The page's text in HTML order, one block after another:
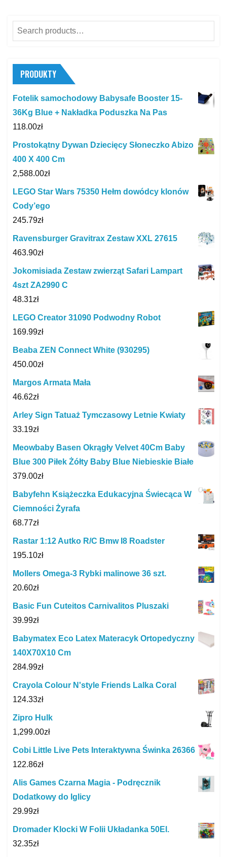
Search
for:
PRODUKTY
Fotelik samochodowy Babysafe Booster 15-
36Kg Blue + Nakładka Poduszka Na Pas
118.00zł
Prostokątny Dywan Dziecięcy Słoneczko Abizo
400 X 400 Cm
2,588.00zł
LEGO Star Wars 75350 Hełm dowódcy klonów
Cody’ego
245.79zł
Ravensburger Gravitrax Zestaw XXL 27615
463.90zł
Jokomisiada Zestaw zwierząt Safari Lampart
4szt ZA2990 C
48.31zł
LEGO Creator 31090 Podwodny Robot
169.99zł
Beaba ZEN Connect White (930295)
450.00zł
Margos Armata Mała
46.62zł
Arley Sign Tatuaż Tymczasowy Letnie Kwiaty
33.19zł
Meowbaby Basen Okrągły Velvet 40Cm Baby
Blue 300 Piłek Żółty Baby Blue Niebieskie Białe
379.00zł
Babyfehn Książeczka Edukacyjna Świecąca W
Ciemności Żyrafa
68.77zł
Rastar 1:12 Autko R/C Bmw I8 Roadster
195.10zł
Mollers Omega-3 Rybki malinowe 36 szt.
20.60zł
Basic Fun Cuteitos Carnivalitos Pluszaki
39.99zł
Babymatex Eco Latex Materacyk Ortopedyczny
140X70X10 Cm
284.99zł
Crayola Colour N'style Friends Lalka Coral
124.33zł
Zipro Hulk
1,299.00zł
Cobi Little Live Pets Interaktywna Świnka 26366
122.86zł
Alis Games Czarna Magia - Podręcznik
Dodatkowy do Iglicy
29.99zł
Dromader Klocki W Folii Układanka 50El.
32.35zł